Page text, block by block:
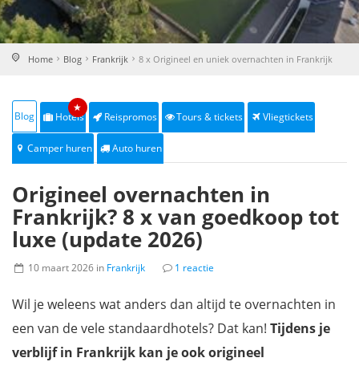
Home Blog Frankrijk 8 x Origineel en uniek overnachten in Frankrijk
Blog Hotels
★
Reispromos Tours & tickets Vliegtickets
Camper huren Auto huren
Origineel overnachten in
Frankrijk? 8 x van goedkoop tot
luxe (update 2026)
10 maart 2026 in Frankrijk 1 reactie
Wil je weleens wat anders dan altijd te overnachten in
een van de vele standaardhotels? Dat kan! Tijdens je
verblijf in Frankrijk kan je ook origineel